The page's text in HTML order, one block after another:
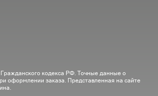
кодекса РФ. Точные данные о
оформлении заказа. Представленная на сайте